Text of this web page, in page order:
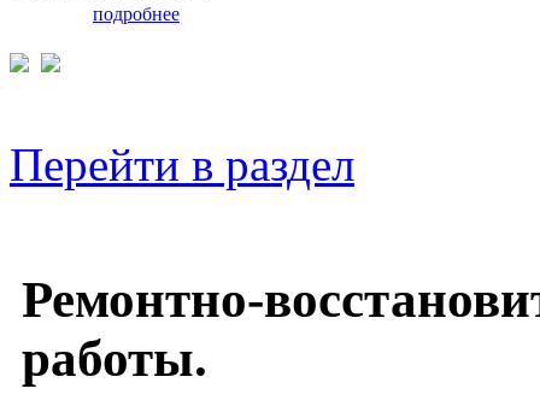
подробнее
Перейти в раздел
Ремонтно-
работы.